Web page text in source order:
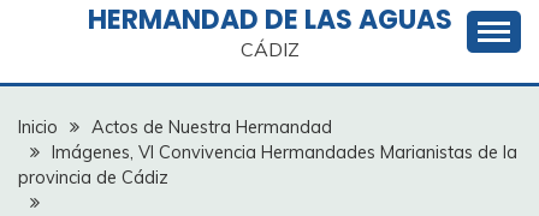
HERMANDAD DE LAS AGUAS
CÁDIZ
Inicio
Actos de Nuestra Hermandad
Imágenes, VI Convivencia Hermandades Marianistas de la
provincia de Cádiz